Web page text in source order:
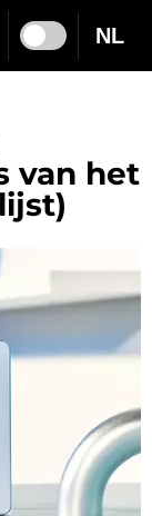
NL
van het